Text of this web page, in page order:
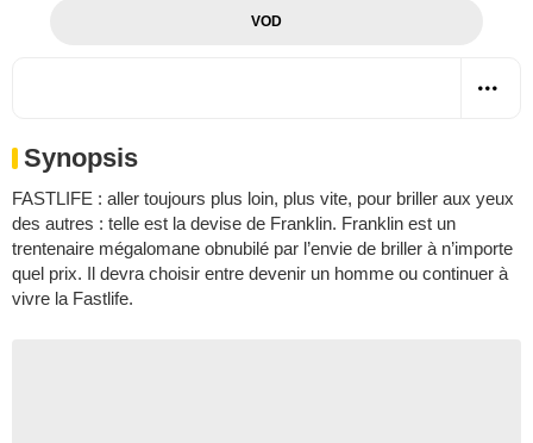
VOD
Synopsis
FASTLIFE : aller toujours plus loin, plus vite, pour briller aux yeux
des autres : telle est la devise de Franklin. Franklin est un
trentenaire mégalomane obnubilé par l’envie de briller à n’importe
quel prix. Il devra choisir entre devenir un homme ou continuer à
vivre la Fastlife.